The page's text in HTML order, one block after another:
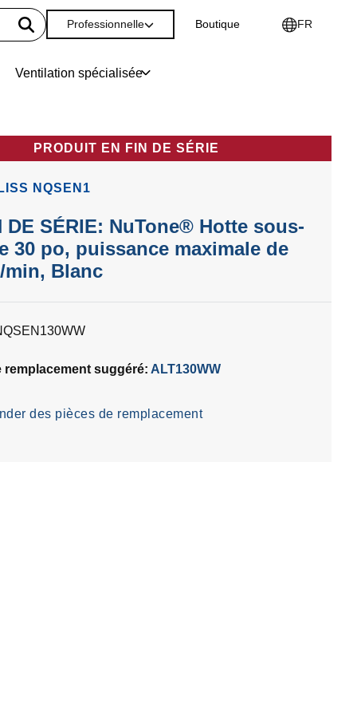
Ventilation spécialisée
Professionnelle Boutique FR
PRODUIT EN FIN DE SÉRIE
NQSEN1
DE SÉRIE: NuTone® Hotte sous-
30 po, puissance maximale de
min, Blanc
remplacement suggéré: ALT130WW
des pièces de remplacement